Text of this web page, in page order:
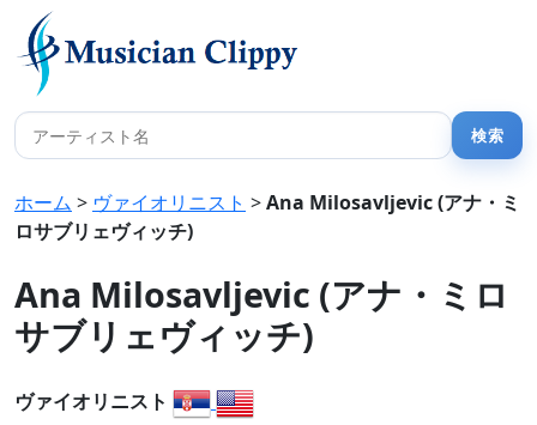
ホーム > ヴァイオリニスト >Ana Milosavljevic (アナ・ミ
ロサブリェヴィッチ)
Ana Milosavljevic (アナ・ミロ
サブリェヴィッチ)
ヴァイオリニスト